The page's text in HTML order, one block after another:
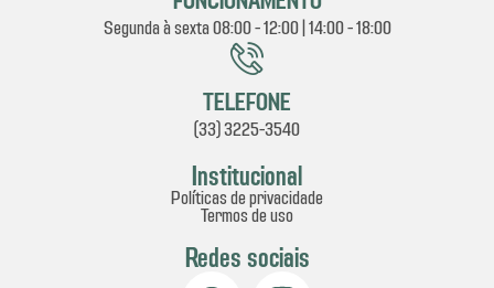
Segunda à sexta 08:00 - 12:00 | 14:00 - 18:00
TELEFONE
(33) 3225-3540
Institucional
Políticas de privacidade
Termos de uso
Redes sociais